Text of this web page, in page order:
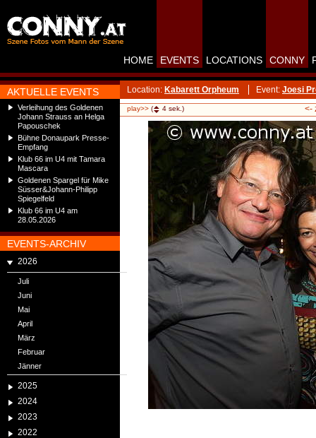
AKTUELLE EVENTS
Verleihung des Goldenen
Johann Strauss an Helga
Papouschek
Bühne Donaupark Presse-
Empfang
Klub 66 im U4 mit Tamara
Mascara
Goldenen Spargel für Mike
Süsser&Johann-Philipp
Spiegelfeld
Klub 66 im U4 am
28.05.2026
EVENTS-ARCHIV
2026
Juli
Juni
Mai
April
März
Februar
Jänner
2025
2024
2023
2022
HOME EVENTS LOCATIONS CONNY
Location: Kabarett Orpheum Event: Joesi
play>> ( 4 sek.) <-